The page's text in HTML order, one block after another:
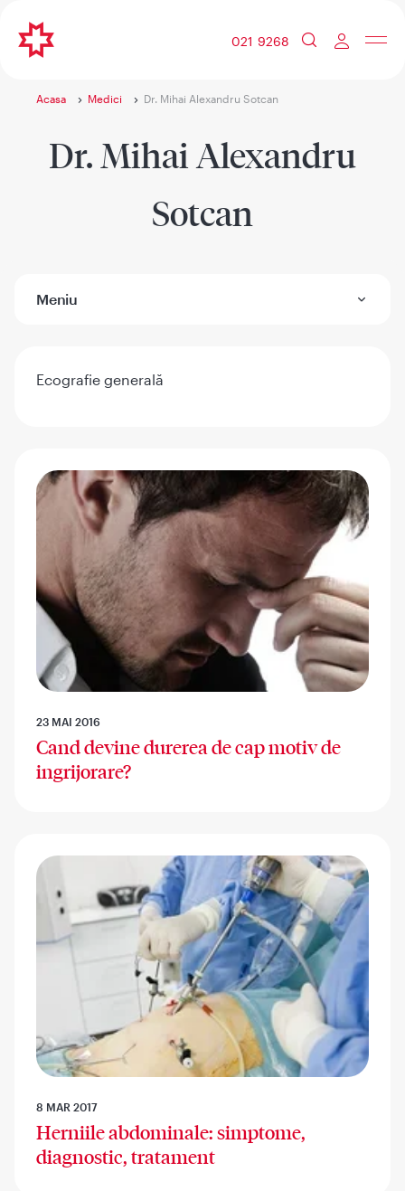
021 9268
Acasa Medici Dr. Mihai Alexandru Sotcan
Dr. Mihai Alexandru
Sotcan
Meniu
Ecografie generală
23 MAI 2016
Cand devine durerea de cap motiv de
ingrijorare?
8 MAR 2017
Herniile abdominale: simptome,
diagnostic, tratament